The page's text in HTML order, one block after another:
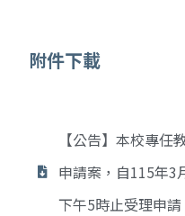
附件下載
【公告】本校專任
申請案，自115年3
下午5時止受理申請